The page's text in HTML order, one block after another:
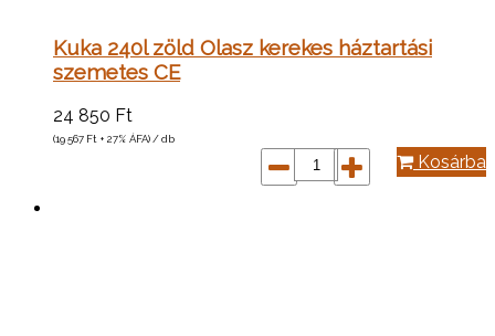
Kuka 240l zöld Olasz kerekes háztartási
szemetes CE
24 850 Ft
(19 567 Ft + 27% ÁFA) / db
Kosárba